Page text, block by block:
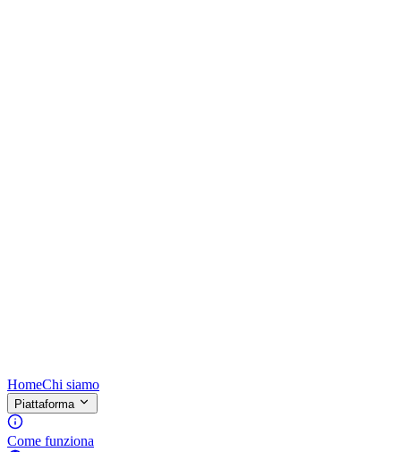
HomeChi siamo
Piattaforma
Come funziona